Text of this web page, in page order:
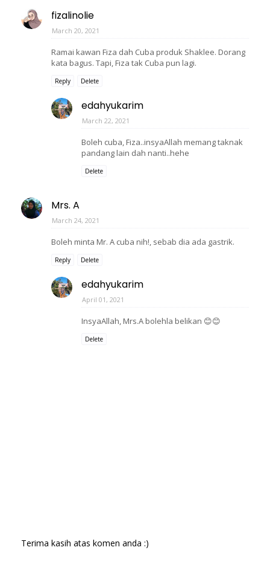
fizalinolie
March 20, 2021
Ramai kawan Fiza dah Cuba produk Shaklee. Dorang
kata bagus. Tapi, Fiza tak Cuba pun lagi.
Reply Delete
edahyukarim
March 22, 2021
Boleh cuba, Fiza..insyaAllah memang taknak
pandang lain dah nanti..hehe
Delete
Mrs. A
March 24, 2021
Boleh minta Mr. A cuba nih!, sebab dia ada gastrik.
Reply Delete
edahyukarim
April 01, 2021
InsyaAllah, Mrs.A bolehla belikan 😊😊
Delete
Terima kasih atas komen anda :)